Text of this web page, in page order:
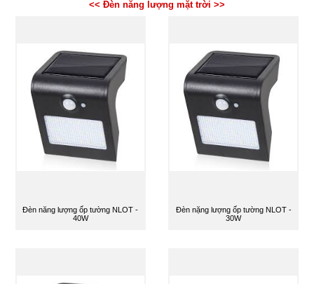
<< Đèn năng lượng mặt trời >>
Đèn năng lượng ốp tường NLOT -
40W
Đèn nặng lượng ốp tường NLOT -
30W